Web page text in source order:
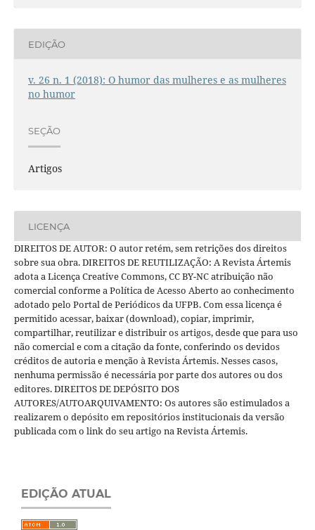
EDIÇÃO
v. 26 n. 1 (2018): O humor das mulheres e as mulheres
no humor
SEÇÃO
Artigos
LICENÇA
DIREITOS DE AUTOR: O autor retém, sem retrições dos direitos
sobre sua obra. DIREITOS DE REUTILIZAÇÃO: A Revista Ártemis
adota a Licença Creative Commons, CC BY-NC atribuição não
comercial conforme a Política de Acesso Aberto ao conhecimento
adotado pelo Portal de Periódicos da UFPB. Com essa licença é
permitido acessar, baixar (download), copiar, imprimir,
compartilhar, reutilizar e distribuir os artigos, desde que para uso
não comercial e com a citação da fonte, conferindo os devidos
créditos de autoria e menção à Revista Ártemis. Nesses casos,
nenhuma permissão é necessária por parte dos autores ou dos
editores. DIREITOS DE DEPÓSITO DOS
AUTORES/AUTOARQUIVAMENTO: Os autores são estimulados a
realizarem o depósito em repositórios institucionais da versão
publicada com o link do seu artigo na Revista Ártemis.
EDIÇÃO ATUAL